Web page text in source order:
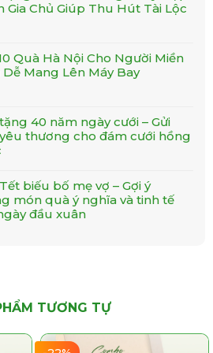
Gia Chủ Giúp Thu Hút Tài Lộc
Quà Hà Nội Cho Người Miền
Mang Lên Máy Bay
40 năm ngày cưới – Gửi
thương cho đám cưới hồng
biếu bố mẹ vợ – Gợi ý
món quà ý nghĩa và tinh tế
đầu xuân
TƯƠNG TỰ